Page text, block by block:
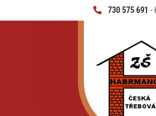
730 575 691 -